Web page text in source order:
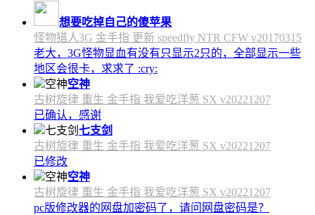
想要吃掉自己的傻苹果
怪物猎人3G 金手指 更新 speedfly NTR CFW v20170315
老大，3G怪物显血有没有只显示2只的，全部显示一些
地区会很卡，求求了 :cry:
空神
古树旋律 重生 金手指 我爱吃洋葱 SX v20221207
已确认，感谢
七支剑
古树旋律 重生 金手指 我爱吃洋葱 SX v20221207
已修改
空神
古树旋律 重生 金手指 我爱吃洋葱 SX v20221207
pc版修改器的网盘加密码了，请问网盘密码是？